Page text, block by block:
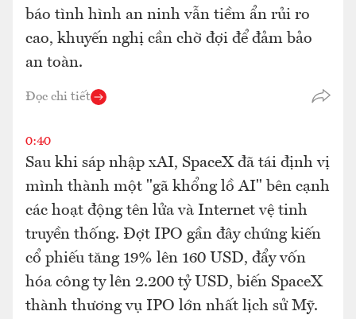
báo tình hình an ninh vẫn tiềm ẩn rủi ro
cao, khuyến nghị cần chờ đợi để đảm bảo
an toàn.
Đọc chi tiết
0:40
Sau khi sáp nhập xAI, SpaceX đã tái định vị
mình thành một "gã khổng lồ AI" bên cạnh
các hoạt động tên lửa và Internet vệ tinh
truyền thống. Đợt IPO gần đây chứng kiến
cổ phiếu tăng 19% lên 160 USD, đẩy vốn
hóa công ty lên 2.200 tỷ USD, biến SpaceX
thành thương vụ IPO lớn nhất lịch sử Mỹ.